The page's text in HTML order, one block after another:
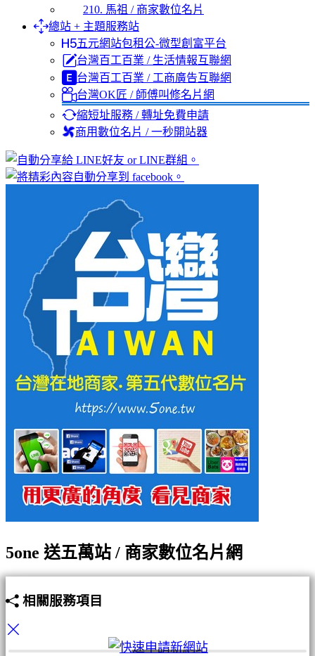
210. 馬祖 / 商家數位名片
總站 + 主題服務站
五元網站包租公-微型創富平台
台灣百工百業 / 生活情報互聯網
台灣百工百業 / 工商廣告互聯網
台灣OK匠 / 師傅叫修名片網
縮短址服務 / 轉址免費申請
商用數位名片 / 一秒開站器
5one 送五萬站 / 商家數位名片網
相關服務項目